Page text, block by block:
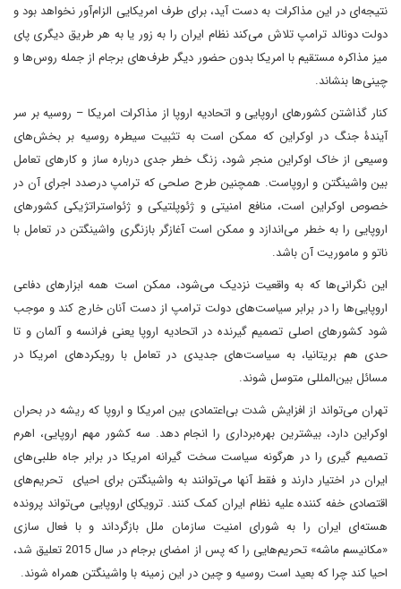
نتیجه‌ای در این مذاکرات به دست آید، برای طرف امریکایی الزام‌آور نخواهد بود و
دولت دونالد ترامپ تلاش می‌کند نظام ایران را به زور یا به هر طریق دیگری پای
میز مذاکره مستقیم با امریکا بدون حضور دیگر طرف‌های برجام از جمله روس‌ها و
چینی‌ها بنشاند.
کنار گذاشتن کشورهای اروپایی و اتحادیه اروپا از مذاکرات امریکا – روسیه بر سر
آیندۀ جنگ در اوکراین که ممکن است به تثبیت سیطره روسیه بر بخش‌های
وسیعی از خاک اوکراین منجر شود، زنگ خطر جدی درباره ساز و کارهای تعامل
بین واشینگتن و اروپاست. همچنین طرح صلحی که ترامپ درصدد اجرای آن در
خصوص اوکراین است، منافع امنیتی و ژئوپلتیکی و ژئواستراتژیکی کشورهای
اروپایی را به خطر می‌اندازد و ممکن است آغازگر بازنگری واشینگتن در تعامل با
ناتو و ماموریت آن باشد.
این نگرانی‌ها که به واقعیت نزدیک می‌شود، ممکن است همه ابزارهای دفاعی
اروپایی‌ها را در برابر سیاست‌های دولت ترامپ از دست آنان خارج کند و موجب
شود کشورهای اصلی تصمیم گیرنده در اتحادیه اروپا یعنی فرانسه و آلمان و تا
حدی هم بریتانیا، به سیاست‌های جدیدی در تعامل با رویکردهای امریکا در
مسائل بین‌المللی متوسل شوند.
تهران می‌تواند از افزایش شدت بی‌اعتمادی بین امریکا و اروپا که ریشه در بحران
اوکراین دارد، بیشترین بهره‌برداری را انجام دهد. سه کشور مهم اروپایی، اهرم
تصمیم گیری را در هرگونه سیاست سخت گیرانه امریکا در برابر جاه طلبی‌های
ایران در اختیار دارند و فقط آنها می‌توانند به واشینگتن برای احیای تحریم‌های
اقتصادی خفه کننده علیه نظام ایران کمک کنند. ترویکای اروپایی می‌تواند پرونده
هسته‌ای ایران را به شورای امنیت سازمان ملل بازگرداند و با فعال سازی
«مکانیسم ماشه» تحریم‌هایی را که پس از امضای برجام در سال 2015 تعلیق شد،
احیا کند چرا که بعید است روسیه و چین در این زمینه با واشینگتن همراه شوند.